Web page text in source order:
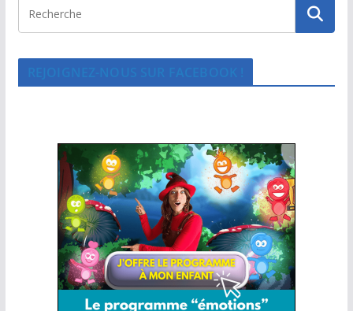
REJOIGNEZ-NOUS SUR FACEBOOK !